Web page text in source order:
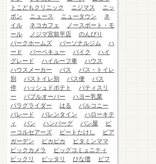
トこどもクリニック
ニジマス
ニッ
ポン
ニュース ニュータウン
ネ
イル
ネコカフェ
ノースポート・モ
ール
ノジマ宮前平店
のんびり
パークホームズ
パーソナルジム
ハ
ード
バーベキュー バイク
ハイ
グレード
ハイルーフ車
ハウス
ハウスメーカー
バス
バス・トイレ
別
バストイレ別 バス便
バス
停
ハッシュドポテト
パティスリ
ー
バブルオーバー
ハヨー乳業
パラグライダー
はる
バルコニー
パレード
バレンタイン
ハローキテ
ィ
パン ハンバーグ パン屋
ビ
ーコルセアーズ
ビートたけし
ビア
ガーデン
ピカピカ
ビタミンママ
ビックカメラ
ビッグコミュニティ
ビックリ
ピッタリ ひな壇
ビフ